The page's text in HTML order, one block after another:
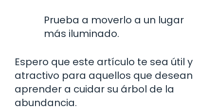
Prueba a moverlo a un lugar
más iluminado.
Espero que este artículo te sea útil y
atractivo para aquellos que desean
aprender a cuidar su árbol de la
abundancia.